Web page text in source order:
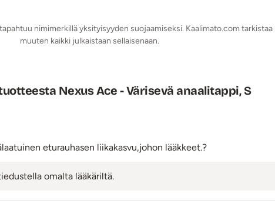
avulla. Huom. USB-adapteri ei sisälly pakkaukseen.
nimimerkillä yksityisyyden suojaamiseksi. Kaalimato.com
muuten kaikki julkaistaan sellaisenaan.
Nexus Ace - Värisevä anaalitappi, S
eturauhasen liikakasvu,johon lääkkeet.?
omalta lääkäriltä.